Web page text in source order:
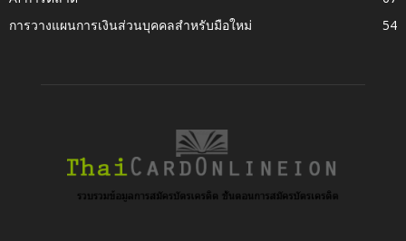
การวางแผนการเงินส่วนบุคคลสำหรับมือใหม่
54